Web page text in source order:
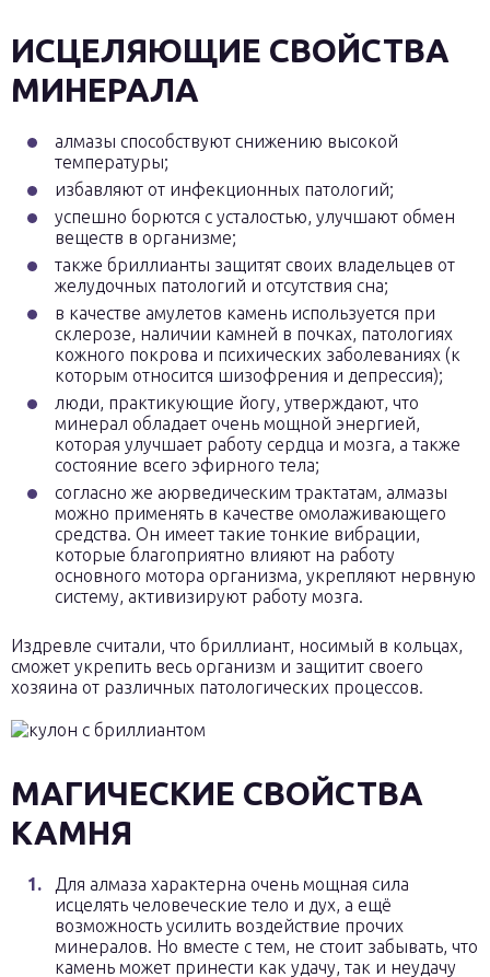
ИСЦЕЛЯЮЩИЕ СВОЙСТВА
МИНЕРАЛА
алмазы способствуют снижению высокой
температуры;
избавляют от инфекционных патологий;
успешно борются с усталостью, улучшают обмен
веществ в организме;
также бриллианты защитят своих владельцев от
желудочных патологий и отсутствия сна;
в качестве амулетов камень используется при
склерозе, наличии камней в почках, патологиях
кожного покрова и психических заболеваниях (к
которым относится шизофрения и депрессия);
люди, практикующие йогу, утверждают, что
минерал обладает очень мощной энергией,
которая улучшает работу сердца и мозга, а также
состояние всего эфирного тела;
согласно же аюрведическим трактатам, алмазы
можно применять в качестве омолаживающего
средства. Он имеет такие тонкие вибрации,
которые благоприятно влияют на работу
основного мотора организма, укрепляют нервную
систему, активизируют работу мозга.
Издревле считали, что бриллиант, носимый в кольцах,
сможет укрепить весь организм и защитит своего
хозяина от различных патологических процессов.
МАГИЧЕСКИЕ СВОЙСТВА
КАМНЯ
Для алмаза характерна очень мощная сила
исцелять человеческие тело и дух, а ещё
возможность усилить воздействие прочих
минералов. Но вместе с тем, не стоит забывать, что
камень может принести как удачу, так и неудачу